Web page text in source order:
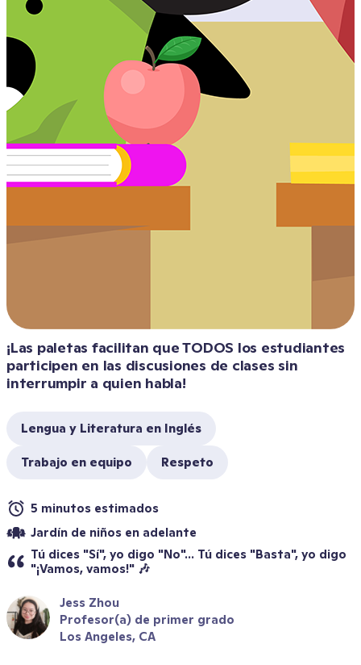
¡Las paletas facilitan que TODOS los estudiantes
participen en las discusiones de clases sin
interrumpir a quien habla!
Lengua y Literatura en Inglés
Trabajo en equipo Respeto
5 minutos estimados
Jardín de niños en adelante
Tú dices "Sí", yo digo "No"… Tú dices "Basta", yo digo
"¡Vamos, vamos!" 🎶
Jess Zhou
Profesor(a) de primer grado
Los Angeles, CA